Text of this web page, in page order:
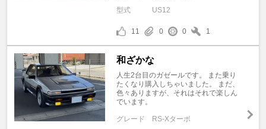
型式
US12
11 0 0 1
和ざかな
人生2台目のガゼールです。 また乗り
たくなり購入しちゃいました。 まだ、
色々ありますが、それはそれで楽しん
でいます。
グレード
RS-Xターボ